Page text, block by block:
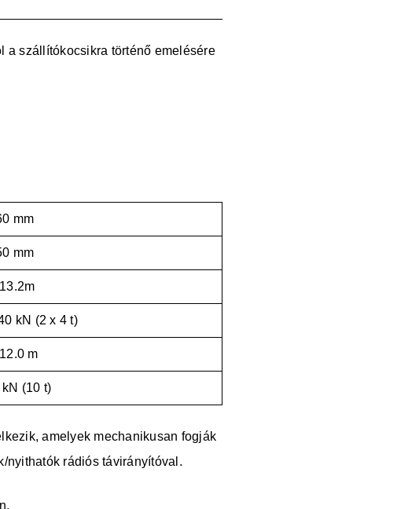
a szállítókocsikra történő emelésére
mm
mm
kN (2 x 4 t)
m
kN (10 t)
amelyek mechanikusan fogják
nyithatók rádiós távirányítóval.